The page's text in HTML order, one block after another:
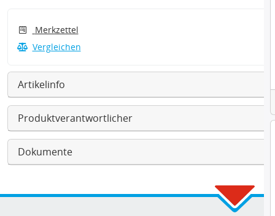
Merkzettel
Vergleichen
Artikelinfo
Produktverantwortlicher
Dokumente